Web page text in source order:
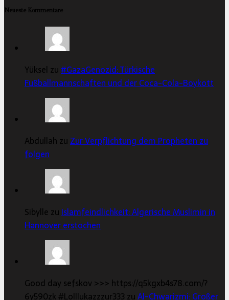
Neueste Kommentare
Yüksel zu#GazaGenozid: Türkische
Fußballmannschaften und der Coca-Cola-Boykott
Abdullah zuZur Verpflichtung dem Propheten zu
folgen
Sibylle zuIslamfeindlichkeit: Algerische Muslimin in
Hannover erstochen
Good day sefskov >>> https://q5kgxb4s78.com/?
6y590zk #Lolllukazzzur333 zuAl-Chwarizmi: Großer